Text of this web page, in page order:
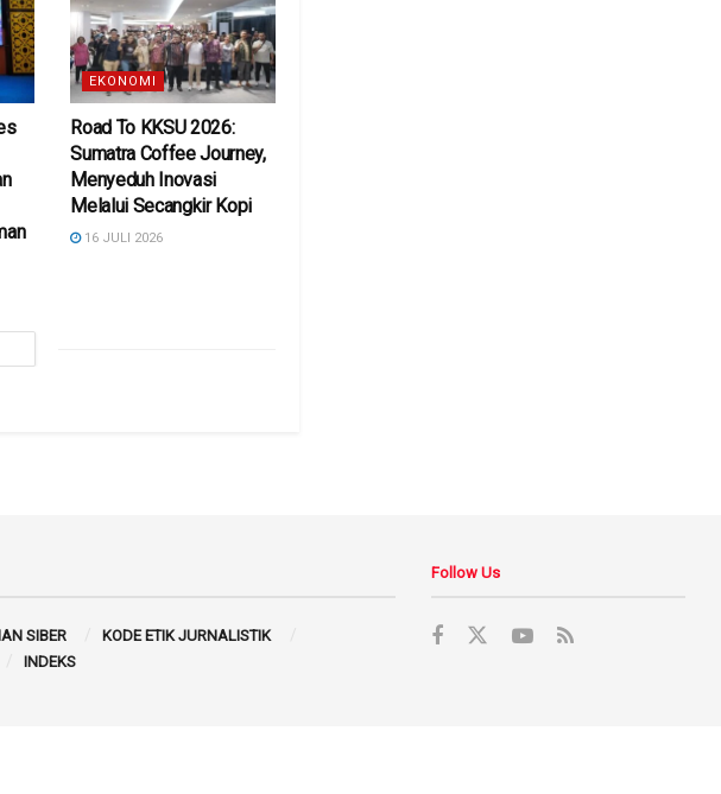
EKONOMI
Road To KKSU 2026:
Sumatra Coffee Journey,
Menyeduh Inovasi
Melalui Secangkir Kopi
16 JULI 2026
SIBER
KODE ETIK JURNALISTIK
INDEKS
Follow Us